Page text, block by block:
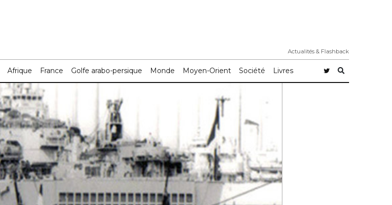
Actualités & Flashback
Afrique France Golfe arabo-persique Monde Moyen-Orient Société Livres